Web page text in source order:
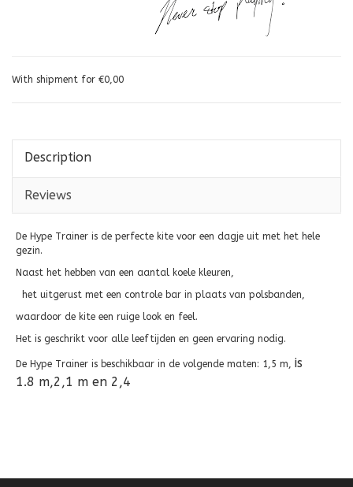
With shipment for €0,00
Description
Reviews
De Hype Trainer is de perfecte kite voor een dagje uit met het hele
gezin.
Naast het hebben van een aantal koele kleuren,
het uitgerust met een controle bar in plaats van polsbanden,
waardoor de kite een ruige look en feel.
Het is geschrikt voor alle leeftijden en geen ervaring nodig.
De Hype Trainer is beschikbaar in de volgende maten: 1,5 m, is
1.8 m,2,1 m en 2,4